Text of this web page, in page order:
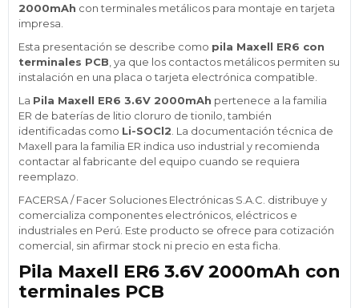
2000mAh con terminales metálicos para montaje en tarjeta
impresa.
Esta presentación se describe como pila Maxell ER6 con
terminales PCB , ya que los contactos metálicos permiten su
instalación en una placa o tarjeta electrónica compatible.
La Pila Maxell ER6 3.6V 2000mAh pertenece a la familia
ER de baterías de litio cloruro de tionilo, también
identificadas como Li-SOCl2 . La documentación técnica de
Maxell para la familia ER indica uso industrial y recomienda
contactar al fabricante del equipo cuando se requiera
reemplazo.
FACERSA / Facer Soluciones Electrónicas S.A.C. distribuye y
comercializa componentes electrónicos, eléctricos e
industriales en Perú. Este producto se ofrece para cotización
comercial, sin afirmar stock ni precio en esta ficha.
Pila Maxell ER6 3.6V 2000mAh con
terminales PCB